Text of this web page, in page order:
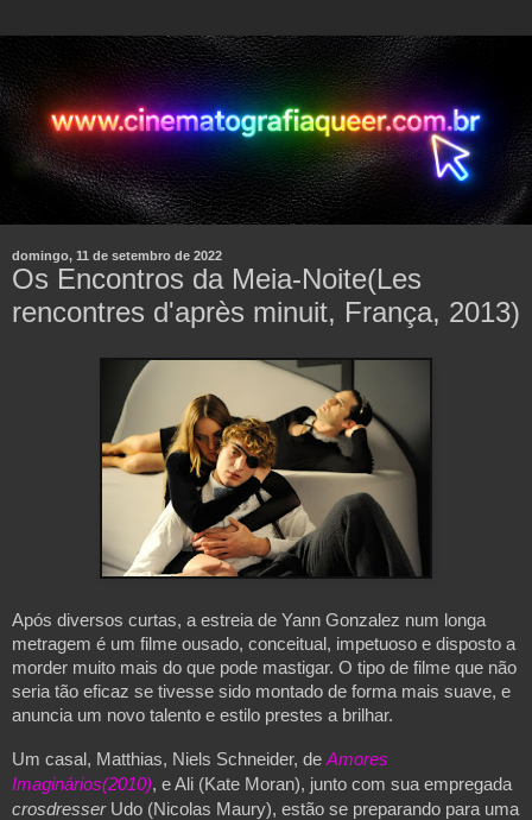
domingo, 11 de setembro de 2022
Os Encontros da Meia-Noite(Les
rencontres d'après minuit, França, 2013)
Após diversos curtas, a estreia de Yann Gonzalez num longa
metragem é um filme ousado, conceitual, impetuoso e disposto a
morder muito mais do que pode mastigar. O tipo de filme que não
seria tão eficaz se tivesse sido montado de forma mais suave, e
anuncia um novo talento e estilo prestes a brilhar.
Um casal, Matthias, Niels Schneider, de Amores
Imaginários(2010)
crosdresser Udo (Nicolas Maury), estão se preparando para uma